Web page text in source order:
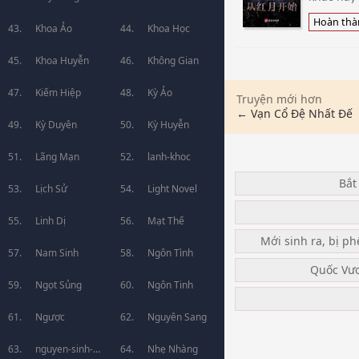
Khoa Ảo Khoa Học
Khoa Huyễn Không Gian
Kiếm Hiệp Kỳ Ảo
Kỳ Duyên Kỳ Huyễn
Lãng Mạn lanh-khoc
Lịch Sử Light Novel
Linh Dị Mạt Thế
Nam Sinh Ngôn Tình
Ngọt Sủng Ngôn Tinh
Ngược Nguyên Sang
nguyen-sinh- Nhẹ Nhàng
ta!
Hoàn
Truyện mới hơn
← Vạn Cổ Đệ Nhất Đế
Mới sinh ra, bị
Quốc